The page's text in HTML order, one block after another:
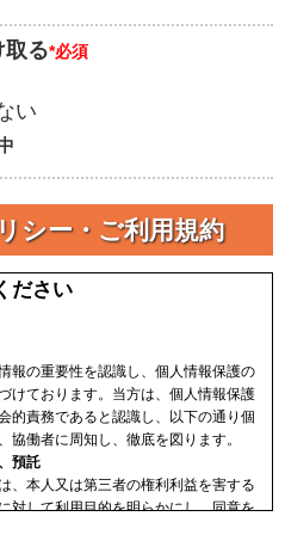
取る*必須
い
シー・ご利用規約
ださい
報の重要性を認識し、個人情報保護の
けております。当方は、個人情報保護
的責務であると認識し、以下の通り個
協働者に周知し、徹底を図ります。
預託
、本人又は第三者の権利利益を害する
対して利用目的を明らかにし、同意を